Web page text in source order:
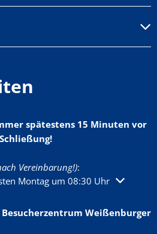
spätestens 15 Minuten vor
Vereinbarung!):
oder Schließzeiten auszublenden
Montag um 08:30 Uhr
Weißenburger